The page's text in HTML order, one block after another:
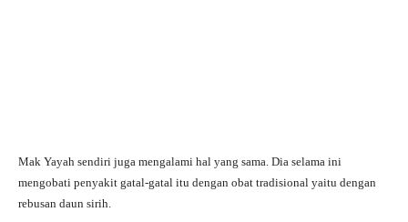
Mak Yayah sendiri juga mengalami hal yang sama. Dia selama ini
mengobati penyakit gatal-gatal itu dengan obat tradisional yaitu dengan
rebusan daun sirih.